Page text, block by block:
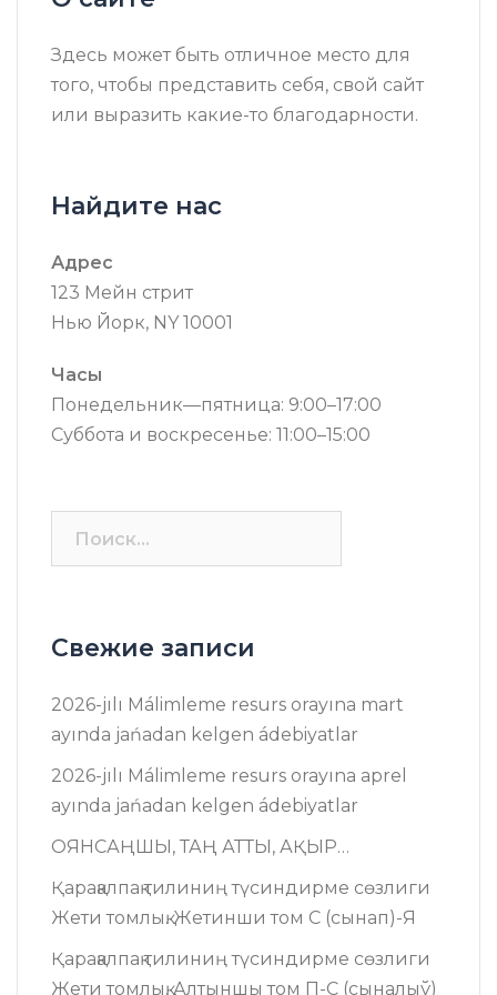
Здесь может быть отличное место для
того, чтобы представить себя, свой сайт
или выразить какие-то благодарности.
Найдите нас
Адрес
123 Мейн стрит
Нью Йорк, NY 10001
Часы
Понедельник—пятница: 9:00–17:00
Суббота и воскресенье: 11:00–15:00
Свежие записи
2026-jılı Málimleme resurs оrayına mart
ayında jańadan kelgen ádebiyatlar
2026-jılı Málimleme resurs оrayına aprel
ayında jańadan kelgen ádebiyatlar
ОЯНСАҢШЫ, ТАҢ АТТЫ, АҚЫР…
Қарақалпақ тилиниң түсиндирме сөзлиги
Жети томлық. Жетинши том C (сынап)-Я
Қарақалпақ тилиниң түсиндирме сөзлиги
Жети томлық. Алтыншы том П-C (сыналыў)